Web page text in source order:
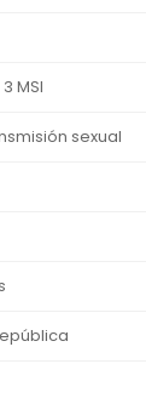
MSI
sexual